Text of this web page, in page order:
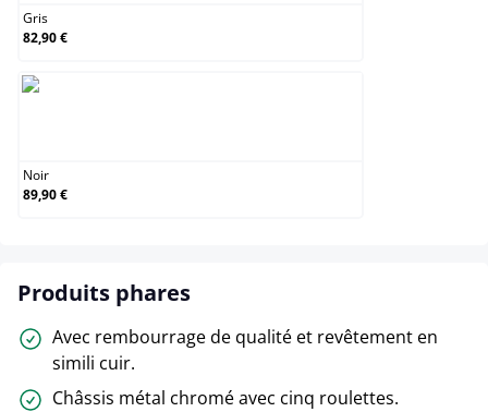
Gris
82,90 €
Noir
89,90 €
Produits phares
Avec rembourrage de qualité et revêtement en
simili cuir.
Châssis métal chromé avec cinq roulettes.